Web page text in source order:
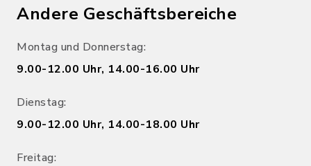
Andere Geschäftsbereiche
Montag und Donnerstag:
9.00-12.00 Uhr, 14.00-16.00 Uhr
Dienstag:
9.00-12.00 Uhr, 14.00-18.00 Uhr
Freitag: